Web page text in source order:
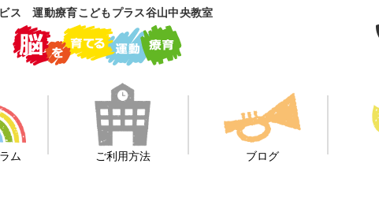
ス 運動療育こどもプラス谷山中央教室
ム ご利用方法 ブログ